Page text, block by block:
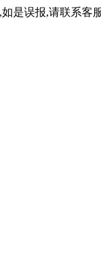
是误报,请联系客